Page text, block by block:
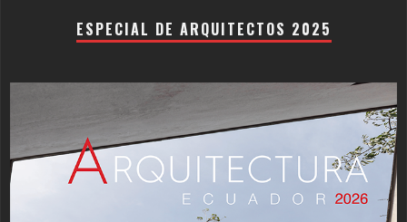
ESPECIAL DE ARQUITECTOS 2025